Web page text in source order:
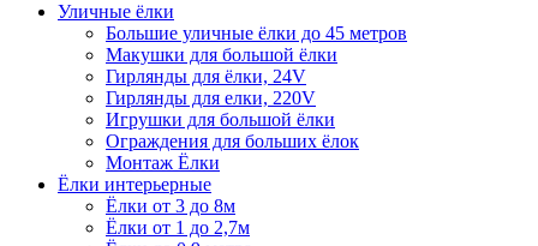
Уличные ёлки
Большие уличные ёлки до 45 метров
Макушки для большой ёлки
Гирлянды для ёлки, 24V
Гирлянды для елки, 220V
Игрушки для большой ёлки
Ограждения для больших ёлок
Монтаж Ёлки
Ёлки интерьерные
Ёлки от 3 до 8м
Ёлки от 1 до 2,7м